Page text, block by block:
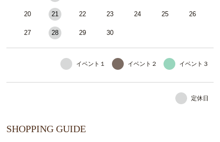
20 21 22 23 24 25 26
27 28 29 30
イベント１ イベント２ イベント３
定休日
SHOPPING GUIDE